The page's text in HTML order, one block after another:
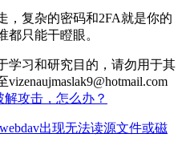
，复杂的密码和2FA就是你的
都只能干瞪眼。
学习和研究目的，请勿用于其
解攻击，怎么办？
webdav出现无法读源文件或磁